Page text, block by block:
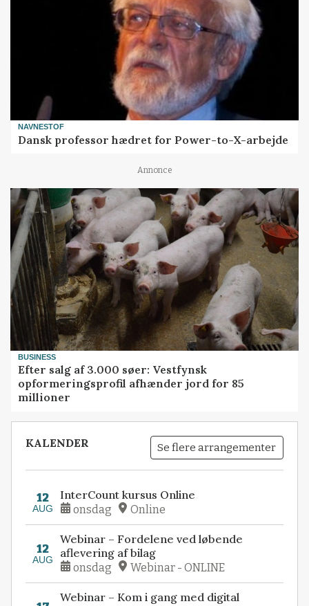
NAVNESTOF
Dansk professor hædret for Power-to-X-arbejde
Annonce
BUSINESS
Efter salg af 3.000 søer: Vestfynsk
opformeringsprofil afhænder jord for 85
millioner
KALENDER Se flere arrangementer
12
AUG
InterCount kursus Online
onsdag Online
12
AUG
Webinar – Fordelene ved løbende
aflevering af bilag
onsdag Webinar - ONLINE
Webinar – Kom i gang med digital